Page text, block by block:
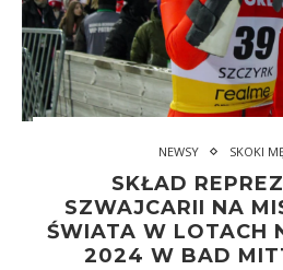
NEWSY SKOKI
SKŁAD
SZWAJCARII NA
ŚWIATA W LOTACH
2024 W BAD